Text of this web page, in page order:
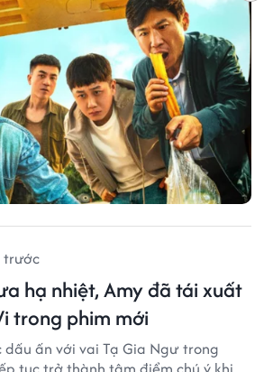
trước
hạ nhiệt, Amy đã tái xuất
trong phim mới
dấu ấn với vai Tạ Gia Ngư trong